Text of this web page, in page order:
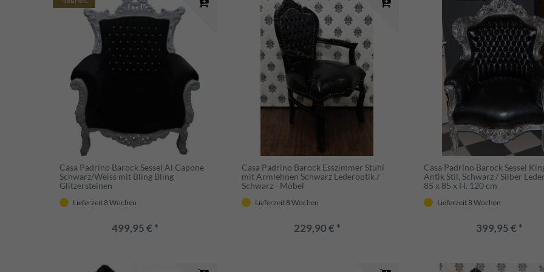
Casa Padrino Barock Sessel Al Capone
Schwarz/Weiss mit Bling Bling
Glitzersteinen
Lieferzeit 8 Wochen
499,95 € *
Casa Padrino Barock Esszimmer Stuhl
mit Armlehnen Schwarz Lederoptik /
Schwarz - Möbel
Lieferzeit 8 Wochen
229,90 € *
Casa Padrino Barock Sessel
Antik Stil, Schwarz / Silber
85 x 85 x H. 120 cm
Lieferzeit 8 Wochen
399,95 € *